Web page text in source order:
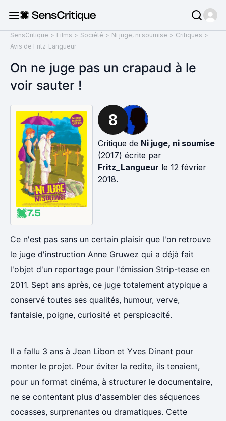
SensCritique > Films > Société > Ni juge, ni soumise > Critiques >
Avis de Fritz_Langueur
On ne juge pas un crapaud à le
voir sauter !
7.5
8
Critique de Ni juge, ni soumise
(2017) écrite par
Fritz_Langueur le 12 février
2018.
Ce n'est pas sans un certain plaisir que l'on retrouve
le juge d'instruction Anne Gruwez qui a déjà fait
l'objet d'un reportage pour l'émission Strip-tease en
2011. Sept ans après, ce juge totalement atypique a
conservé toutes ses qualités, humour, verve,
fantaisie, poigne, curiosité et perspicacité.
Il a fallu 3 ans à Jean Libon et Yves Dinant pour
monter le projet. Pour éviter la redite, ils tenaient,
pour un format cinéma, à structurer le documentaire,
ne se contentant plus d'assembler des séquences
cocasses, surprenantes ou dramatiques. Cette